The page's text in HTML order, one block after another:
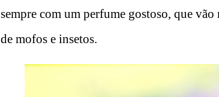
sempre com um perfume gostoso, que
de mofos e insetos.